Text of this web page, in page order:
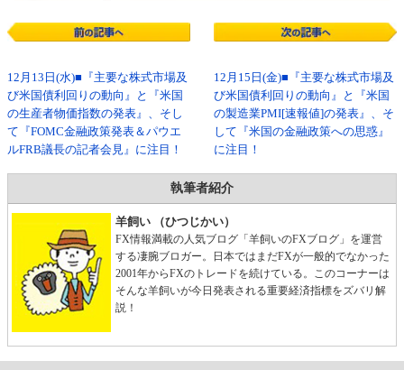
12月13日(水)■『主要な株式市場及
び米国債利回りの動向』と『米国
の生産者物価指数の発表』、そし
て『FOMC金融政策発表＆パウエ
ルFRB議長の記者会見』に注目！
12月15日(金)■『主要な株式市場及
び米国債利回りの動向』と『米国
の製造業PMI[速報値]の発表』、そ
して『米国の金融政策への思惑』
に注目！
執筆者紹介
羊飼い （ひつじかい）
FX情報満載の人気ブログ「羊飼いのFXブログ」を運営
する凄腕ブロガー。日本ではまだFXが一般的でなかった
2001年からFXのトレードを続けている。このコーナーは
そんな羊飼いが今日発表される重要経済指標をズバリ解
説！